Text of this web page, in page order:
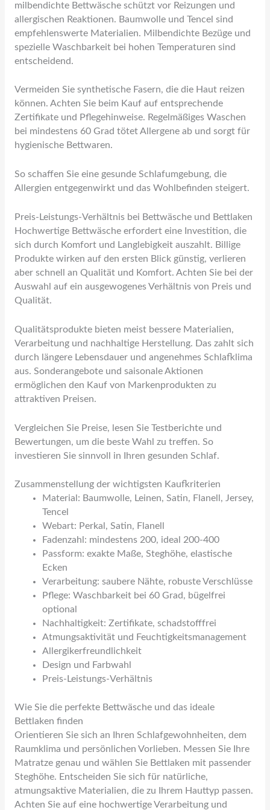
milbendichte Bettwäsche schützt vor Reizungen und
allergischen Reaktionen. Baumwolle und Tencel sind
empfehlenswerte Materialien. Milbendichte Bezüge und
spezielle Waschbarkeit bei hohen Temperaturen sind
entscheidend.
Vermeiden Sie synthetische Fasern, die die Haut reizen
können. Achten Sie beim Kauf auf entsprechende
Zertifikate und Pflegehinweise. Regelmäßiges Waschen
bei mindestens 60 Grad tötet Allergene ab und sorgt für
hygienische Bettwaren.
So schaffen Sie eine gesunde Schlafumgebung, die
Allergien entgegenwirkt und das Wohlbefinden steigert.
Preis-Leistungs-Verhältnis bei Bettwäsche und Bettlaken
Hochwertige Bettwäsche erfordert eine Investition, die
sich durch Komfort und Langlebigkeit auszahlt. Billige
Produkte wirken auf den ersten Blick günstig, verlieren
aber schnell an Qualität und Komfort. Achten Sie bei der
Auswahl auf ein ausgewogenes Verhältnis von Preis und
Qualität.
Qualitätsprodukte bieten meist bessere Materialien,
Verarbeitung und nachhaltige Herstellung. Das zahlt sich
durch längere Lebensdauer und angenehmes Schlafklima
aus. Sonderangebote und saisonale Aktionen
ermöglichen den Kauf von Markenprodukten zu
attraktiven Preisen.
Vergleichen Sie Preise, lesen Sie Testberichte und
Bewertungen, um die beste Wahl zu treffen. So
investieren Sie sinnvoll in Ihren gesunden Schlaf.
Zusammenstellung der wichtigsten Kaufkriterien
Material: Baumwolle, Leinen, Satin, Flanell, Jersey,
Tencel
Webart: Perkal, Satin, Flanell
Fadenzahl: mindestens 200, ideal 200-400
Passform: exakte Maße, Steghöhe, elastische
Ecken
Verarbeitung: saubere Nähte, robuste Verschlüsse
Pflege: Waschbarkeit bei 60 Grad, bügelfrei
optional
Nachhaltigkeit: Zertifikate, schadstofffrei
Atmungsaktivität und Feuchtigkeitsmanagement
Allergikerfreundlichkeit
Design und Farbwahl
Preis-Leistungs-Verhältnis
Wie Sie die perfekte Bettwäsche und das ideale
Bettlaken finden
Orientieren Sie sich an Ihren Schlafgewohnheiten, dem
Raumklima und persönlichen Vorlieben. Messen Sie Ihre
Matratze genau und wählen Sie Bettlaken mit passender
Steghöhe. Entscheiden Sie sich für natürliche,
atmungsaktive Materialien, die zu Ihrem Hauttyp passen.
Achten Sie auf eine hochwertige Verarbeitung und